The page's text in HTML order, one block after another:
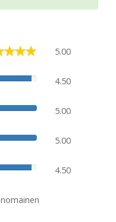
5.00
4.50
5.00
5.00
4.50